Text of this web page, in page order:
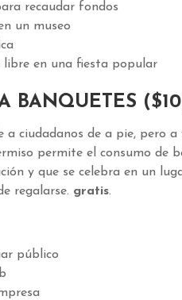
recaudar fondos
un museo
libre en una fiesta popular
BANQUETES
a ciudadanos de a pie, pero
permite el consumo de
y que se celebra en un
regalarse. gratis.
público